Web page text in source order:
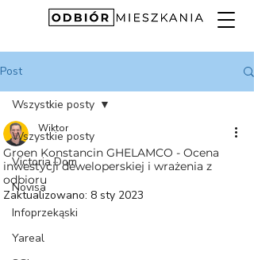
Post
Wszystkie posty
Victoria Dom
Novisa
Infoprzekąski
Yareal
Wszystkie posty
Groen Konstancin GHELAMCO - Ocena
inwestycji deweloperskiej i wrażenia z
odbioru
Wiktor
Zaktualizowano: 8 sty 2023